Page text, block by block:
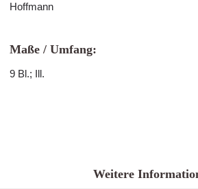
Hoffmann
Maße / Umfang:
9 Bl.; Ill.
Weitere